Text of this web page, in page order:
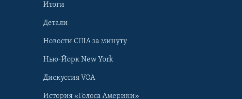
Итоги
Детали
Новости США за минуту
Нью-Йорк New York
Дискуссия VOA
История «Голоса Америки»